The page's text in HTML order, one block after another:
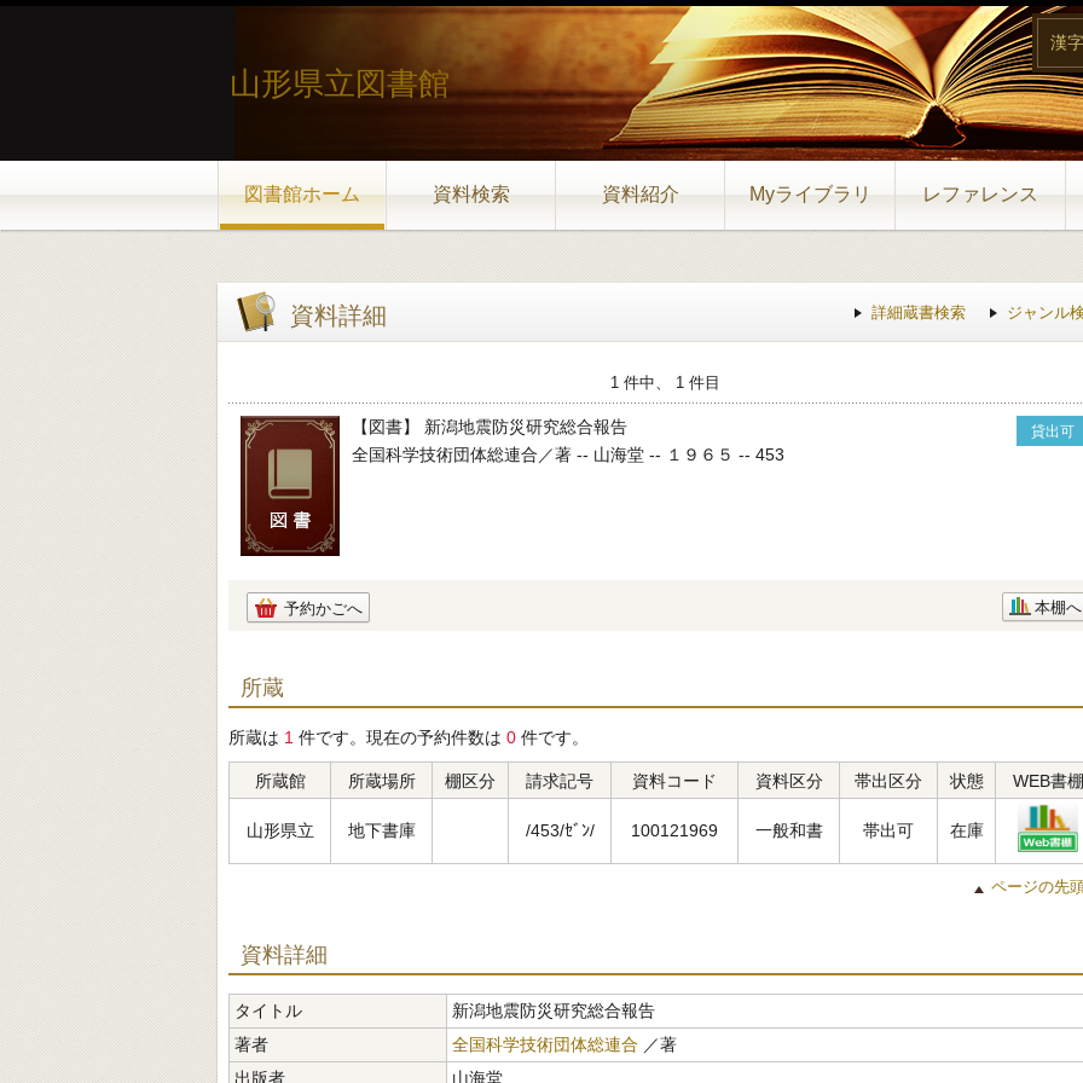
山形県立図書館
図書館ホーム 資料検索 資料紹介 Myライブラリ レファレンス
漢字
資料詳細 詳細蔵書検索 ジャンル
1 件中、 1 件目
【図書】 新潟地震防災研究総合報告 貸出可
全国科学技術団体総連合／著 -- 山海堂 -- １９６５ -- 453
予約かごへ 本棚へ
所蔵
所蔵は 1 件です。現在の予約件数は 0 件です。
所蔵館 所蔵場所 棚区分 請求記号 資料コード 資料区分 帯出区分 状態 WEB書棚
山形県立 地下書庫 /453/ｾﾞﾝ/ 100121969 一般和書 帯出可 在庫
ページの先
資料詳細
タイトル
新潟地震防災研究総合報告
著者
全国科学技術団体総連合 ／著
出版者
山海堂